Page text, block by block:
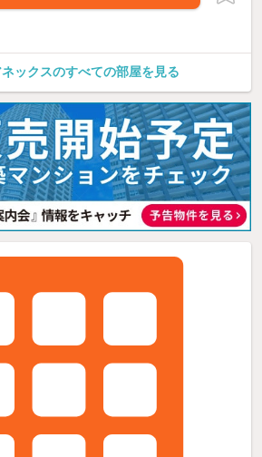
ックスのすべての部屋を見る